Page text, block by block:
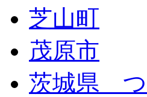
芝山町
茂原市
茨城県 つ